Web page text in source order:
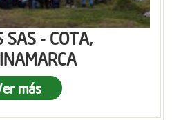
SAS - COTA,
más